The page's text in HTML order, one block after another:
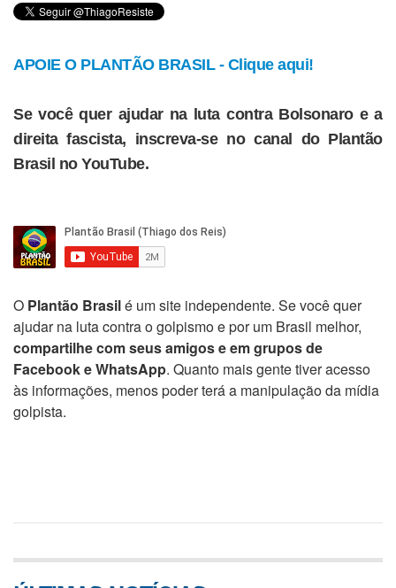
APOIE O PLANTÃO BRASIL - Clique aqui!
Se você quer ajudar na luta contra Bolsonaro e a
direita fascista, inscreva-se no canal do Plantão
Brasil no YouTube.
O Plantão Brasilé um site independente. Se você quer
ajudar na luta contra o golpismo e por um Brasil melhor,
compartilhe com seus amigos e em grupos de
Facebook e WhatsApp. Quanto mais gente tiver acesso
às informações, menos poder terá a manipulação da mídia
golpista.